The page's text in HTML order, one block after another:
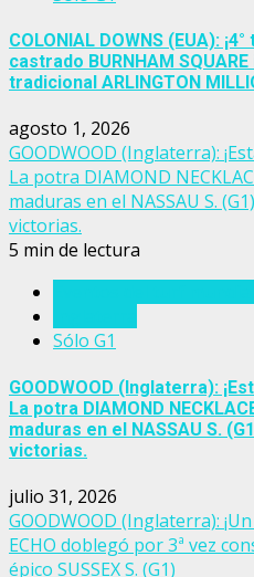
COLONIAL DOWNS (EUA):
castrado BURNHAM
tradicional ARLINGTON
agosto 1, 2026
GOODWOOD (Inglaterra):
La potra DIAMOND
maduras en el NASSAU S.
victorias.
5 min de lectura
Sólo G1
GOODWOOD (Inglaterra):
La potra DIAMOND
maduras en el NASSAU S.
victorias.
julio 31, 2026
GOODWOOD (Inglaterra):
ECHO doblegó por 3ª vez
épico SUSSEX S. (G1)